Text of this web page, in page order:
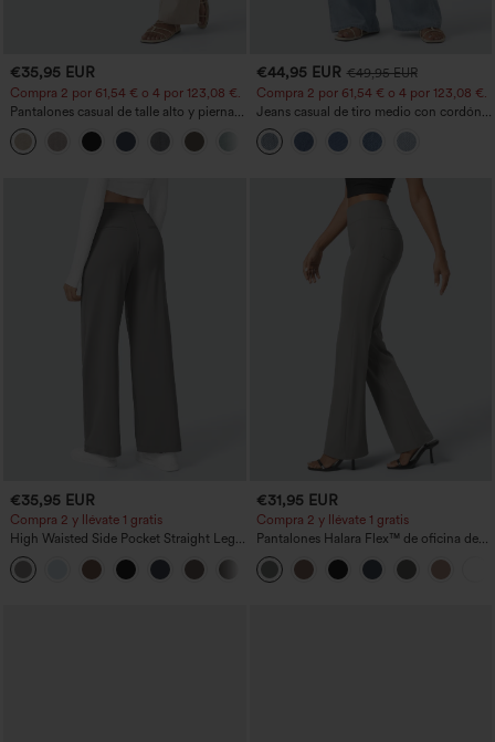
€35,95 EUR
Compra 2 por 61,54 € o 4 por 123,08 €.
Pantalones casual de talle alto y pierna
recta con tacto de lino y bolsillos
+5
€44,95 EUR €49,95 EUR
Compra 2 por 61,54 € o 4 por 123,08 €.
Jeans casual de tiro medio con cordón y
bolsillos
€35,95 EUR
Compra 2 y llévate 1 gratis
High Waisted Side Pocket Straight Leg
Work Pants
+23
€31,95 EUR
Compra 2 y llévate 1 gratis
Pantalones Halara Flex™ de oficina de
tiro alto ligeramente acampanados con
bolsillos